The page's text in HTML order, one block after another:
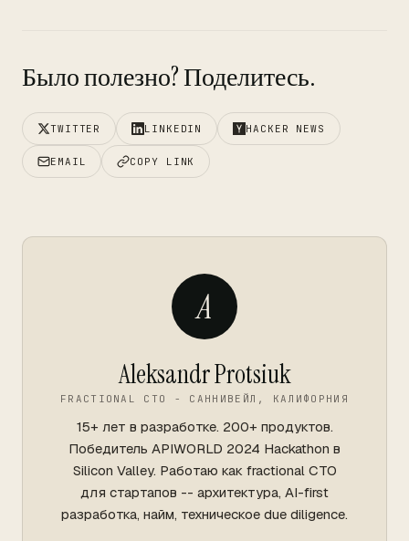
Было полезно? Поделитесь.
TWITTER LINKEDIN HACKER NEWS
EMAIL COPY LINK
A
Aleksandr Protsiuk
FRACTIONAL CTO - САННИВЕЙЛ, КАЛИФОРНИЯ
15+ лет в разработке. 200+ продуктов.
Победитель APIWORLD 2024 Hackathon в
Silicon Valley. Работаю как fractional CTO
для стартапов -- архитектура, AI-first
разработка, найм, техническое due diligence.